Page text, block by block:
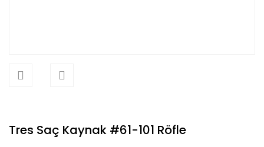
Tres Saç Kaynak #61-101 Röfle